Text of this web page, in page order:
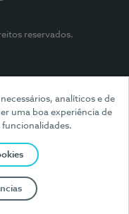
analíticos e de
uma boa experiência de
funcionalidades.
reservados.